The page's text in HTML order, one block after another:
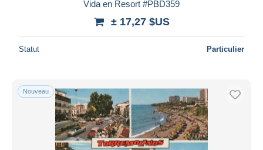
Vida en Resort #PBD359
± 17,27 $US
Statut Particulier
Nouveau